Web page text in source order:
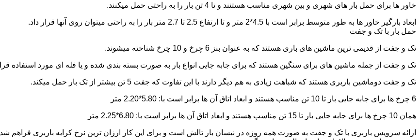
خاور ها برای حمل بار های شهری و بین شهری مناسب هستنند و تا 4 تن بار را به راحتی حمل میکنند.
ابعاد بارگیر خاور ها به طور متوسط برابر است با 4.5*2 متر و تا ارتفاع 2.5 تا 2.7 متر بار را به راحتی میتوان روی آنها قرار داد.
حمل بار با تک و جفت
تک و جفت از قدیمی ترین ماشین های باری هستند که به عنوان بنز 6 چرخ و 10 چرخ شناخته میشوند.
تک و جفت از جمله ماشین های برای سنگین هستند که برای جابه جایی انواع بار به صورت بسته بندی شده و یا فله ای مورد استفاده
تک و جفت دوماشین باربری هستند که شباهت زیادی به هم دیگر دارند با این تفاوت که جفت 5 تن بیشتر از تک بار حمل میکند.
6 چرخ ها برای جابه جایی بار تا 10 تن مناسب هستند و ابعاد اتاق آن ها برابر است با: 5.80*2.20 متر
همان 10 چرخ ها برای جابه جایی بار تا 15 تن مناسب هستند و ابعاد اتاق آن ها برابر است با: 6.80*2.25 متر
ارائه سرویس باربری با تک و جفت به صورت همه روزه در نیسان بار تالش است و برای این کار ارزان ترین نرخ کرایه باربری